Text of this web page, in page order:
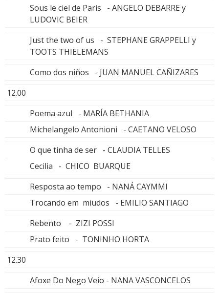
Sous le ciel de Paris - ANGELO DEBARRE y
LUDOVIC BEIER
Just the two of us - STEPHANE GRAPPELLI y
TOOTS THIELEMANS
Como dos niños - JUAN MANUEL CAÑIZARES
12.00
Poema azul - MARÍA BETHANIA
Michelangelo Antonioni - CAETANO VELOSO
O que tinha de ser - CLAUDIA TELLES
Cecilia - CHICO BUARQUE
Resposta ao tempo - NANÁ CAYMMI
Trocando em miudos - EMILIO SANTIAGO
Rebento - ZIZI POSSI
Prato feito - TONINHO HORTA
12.30
Afoxe Do Nego Veio - NANA VASCONCELOS